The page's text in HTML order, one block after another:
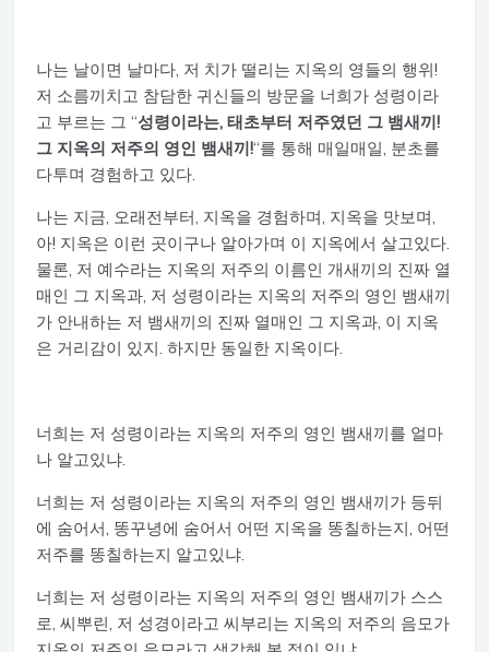
나는 날이면 날마다, 저 치가 떨리는 지옥의 영들의 행위!
저 소름끼치고 참담한 귀신들의 방문을 너희가 성령이라
고 부르는 그 “성령이라는, 태초부터 저주였던 그 뱀새끼!
그 지옥의 저주의 영인 뱀새끼!“를 통해 매일매일, 분초를
다투며 경험하고 있다.
나는 지금, 오래전부터, 지옥을 경험하며, 지옥을 맛보며,
아! 지옥은 이런 곳이구나 알아가며 이 지옥에서 살고있다.
물론, 저 예수라는 지옥의 저주의 이름인 개새끼의 진짜 열
매인 그 지옥과, 저 성령이라는 지옥의 저주의 영인 뱀새끼
가 안내하는 저 뱀새끼의 진짜 열매인 그 지옥과, 이 지옥
은 거리감이 있지. 하지만 동일한 지옥이다.
너희는 저 성령이라는 지옥의 저주의 영인 뱀새끼를 얼마
나 알고있냐.
너희는 저 성령이라는 지옥의 저주의 영인 뱀새끼가 등뒤
에 숨어서, 똥꾸녕에 숨어서 어떤 지옥을 똥칠하는지, 어떤
저주를 똥칠하는지 알고있냐.
너희는 저 성령이라는 지옥의 저주의 영인 뱀새끼가 스스
로, 씨뿌린, 저 성경이라고 씨부리는 지옥의 저주의 음모가